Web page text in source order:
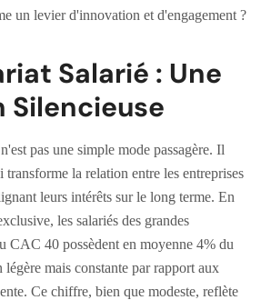
un levier d'innovation et d'engagement ?
Salarié : Une
Silencieuse
n'est pas une simple mode passagère. Il
transforme la relation entre les entreprises
leurs intérêts sur le long terme. En
les salariés des grandes
CAC 40 possèdent en moyenne 4% du
mais constante par rapport aux
Ce chiffre, bien que modeste, reflète